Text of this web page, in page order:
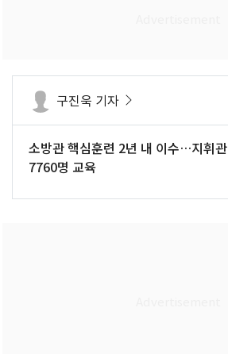
구진욱 기자
소방관 핵심훈련 2년 내 이수…지휘관
7760명 교육